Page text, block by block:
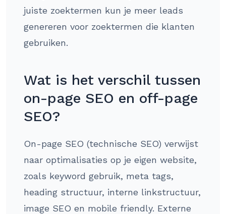
juiste zoektermen kun je meer leads
genereren voor zoektermen die klanten
gebruiken.
Wat is het verschil tussen
on-page SEO en off-page
SEO?
On-page SEO (technische SEO) verwijst
naar optimalisaties op je eigen website,
zoals keyword gebruik, meta tags,
heading structuur, interne linkstructuur,
image SEO en mobile friendly. Externe